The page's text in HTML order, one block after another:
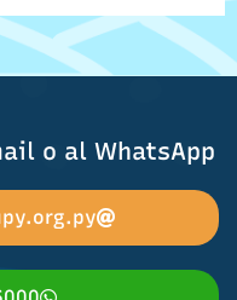
o al WhatsApp